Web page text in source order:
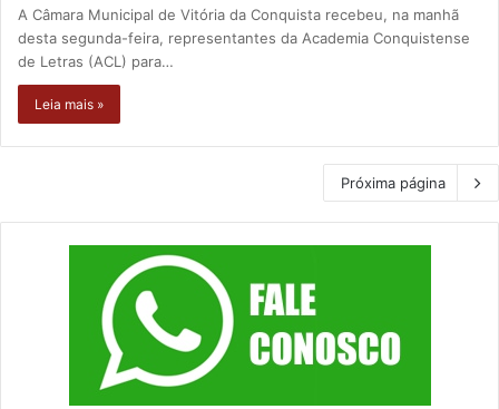
A Câmara Municipal de Vitória da Conquista recebeu, na manhã
desta segunda-feira, representantes da Academia Conquistense
de Letras (ACL) para…
Leia mais »
Próxima página